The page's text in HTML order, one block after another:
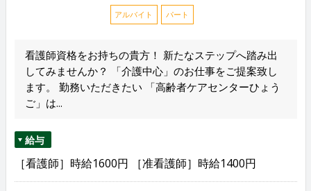
アルバイト パート
看護師資格をお持ちの貴方！ 新たなステップへ踏み出
してみませんか？ 「介護中心」のお仕事をご提案致し
ます。 勤務いただきたい 「高齢者ケアセンターひょう
ご」は...
給与
［看護師］時給1600円 ［准看護師］時給1400円